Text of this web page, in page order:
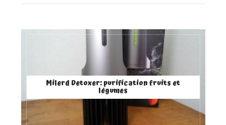
Milerd Detoxer: purification fruits et
légumes